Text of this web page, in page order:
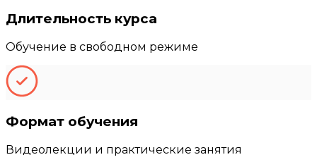
Длительность курса
Обучение в свободном режиме
Формат обучения
Видеолекции и практические занятия